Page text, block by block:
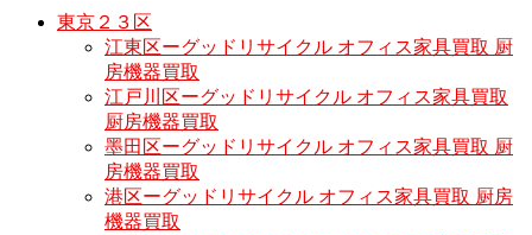
東京２３区
江東区ーグッドリサイクル オフィス家具買取 厨
房機器買取
江戸川区ーグッドリサイクル オフィス家具買取
厨房機器買取
墨田区ーグッドリサイクル オフィス家具買取 厨
房機器買取
港区ーグッドリサイクル オフィス家具買取 厨房
機器買取